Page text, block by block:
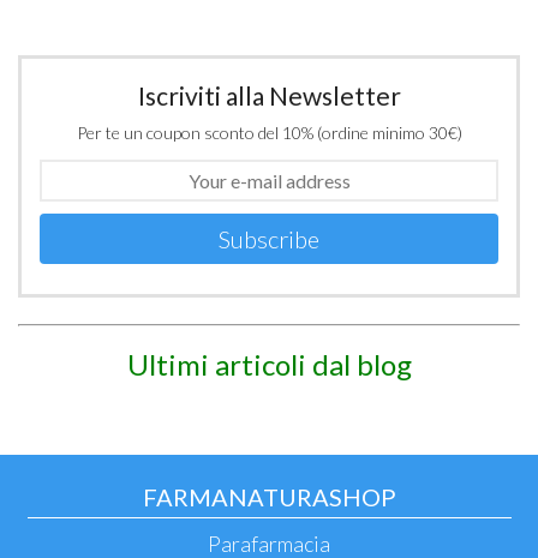
Iscriviti alla Newsletter
Per te un coupon sconto del 10% (ordine minimo 30€)
Subscribe
Ultimi articoli dal blog
FARMANATURASHOP
Parafarmacia